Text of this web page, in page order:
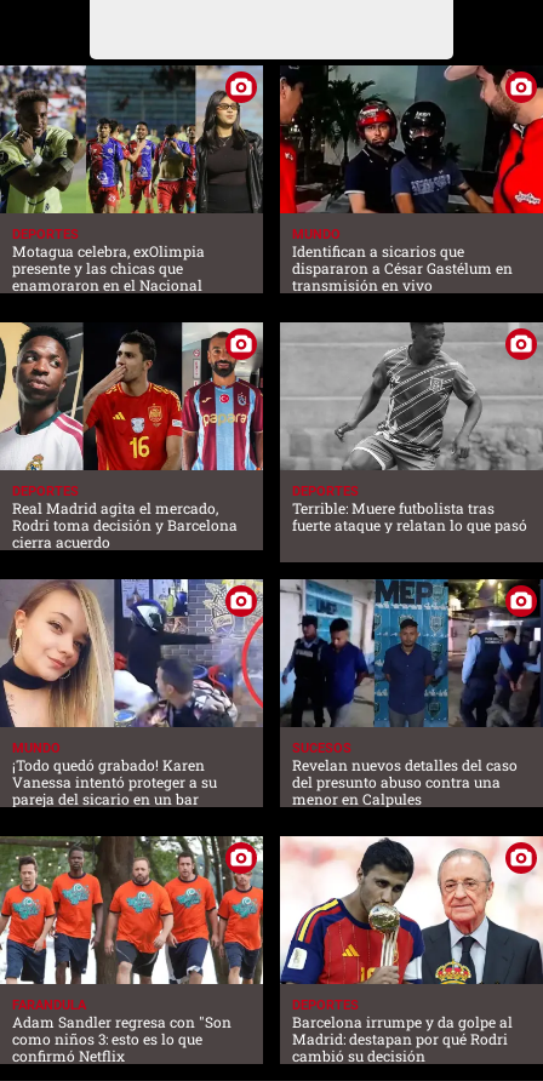
DEPORTES
Motagua celebra, exOlimpia
presente y las chicas que
enamoraron en el Nacional
MUNDO
Identifican a sicarios que
dispararon a César Gastélum en
transmisión en vivo
DEPORTES
Real Madrid agita el mercado,
Rodri toma decisión y Barcelona
cierra acuerdo
DEPORTES
Terrible: Muere futbolista tras
fuerte ataque y relatan lo que pasó
MUNDO
¡Todo quedó grabado! Karen
Vanessa intentó proteger a su
pareja del sicario en un bar
SUCESOS
Revelan nuevos detalles del caso
del presunto abuso contra una
menor en Calpules
FARANDULA
Adam Sandler regresa con "Son
como niños 3: esto es lo que
confirmó Netflix
DEPORTES
Barcelona irrumpe y da golpe al
Madrid: destapan por qué Rodri
cambió su decisión